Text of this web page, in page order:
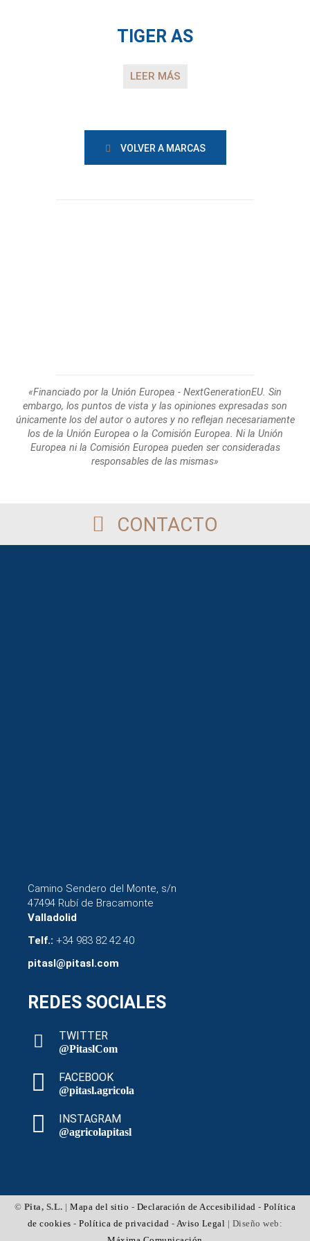
TIGER AS
LEER MÁS
VOLVER A MARCAS
«Financiado por la Unión Europea - NextGenerationEU. Sin
embargo, los puntos de vista y las opiniones expresadas son
únicamente los del autor o autores y no reflejan necesariamente
los de la Unión Europea o la Comisión Europea. Ni la Unión
Europea ni la Comisión Europea pueden ser consideradas
responsables de las mismas»
CONTACTO
Camino Sendero del Monte, s/n
47494 Rubí de Bracamonte
Valladolid
Telf.: +34 983 82 42 40
pitasl@pitasl.com
REDES SOCIALES
TWITTER
@PitaslCom
FACEBOOK
@pitasl.agricola
INSTAGRAM
@agricolapitasl
© Pita, S.L. |Mapa del sitio - Declaración de Accesibilidad -Política
de cookies -Política de privacidad - Aviso Legal | Diseño web: